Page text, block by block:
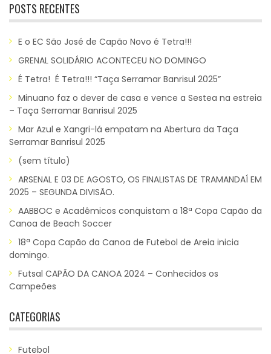
POSTS RECENTES
E o EC São José de Capão Novo é Tetra!!!
GRENAL SOLIDÁRIO ACONTECEU NO DOMINGO
É Tetra! É Tetra!!! “Taça Serramar Banrisul 2025”
Minuano faz o dever de casa e vence a Sestea na estreia
– Taça Serramar Banrisul 2025
Mar Azul e Xangri-lá empatam na Abertura da Taça
Serramar Banrisul 2025
(sem título)
ARSENAL E 03 DE AGOSTO, OS FINALISTAS DE TRAMANDAÍ EM
2025 – SEGUNDA DIVISÃO.
AABBOC e Acadêmicos conquistam a 18ª Copa Capão da
Canoa de Beach Soccer
18ª Copa Capão da Canoa de Futebol de Areia inicia
domingo.
Futsal CAPÃO DA CANOA 2024 – Conhecidos os
Campeões
CATEGORIAS
Futebol